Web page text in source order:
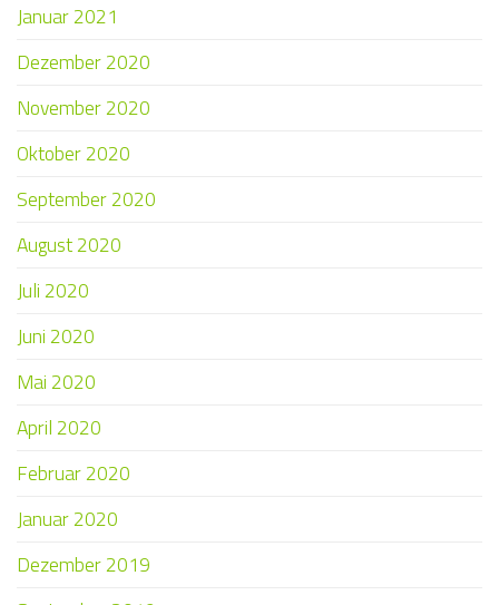
Januar 2021
Dezember 2020
November 2020
Oktober 2020
September 2020
August 2020
Juli 2020
Juni 2020
Mai 2020
April 2020
Februar 2020
Januar 2020
Dezember 2019